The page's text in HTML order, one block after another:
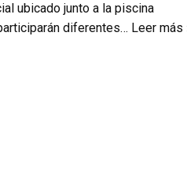
ubicado junto a la piscina
diferentes… Leer más